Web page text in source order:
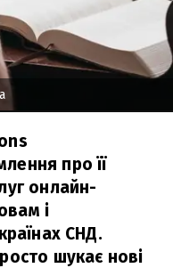
про її
онлайн-
і
СНД.
шукає нові